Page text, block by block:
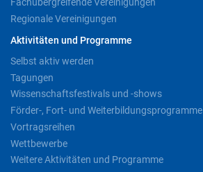
Fachübergreifende Vereinigungen
Regionale Vereinigungen
Aktivitäten und Programme
Selbst aktiv werden
Tagungen
Wissenschaftsfestivals und -shows
Förder-, Fort- und Weiterbildungsprogramme
Vortragsreihen
Wettbewerbe
Weitere Aktivitäten und Programme